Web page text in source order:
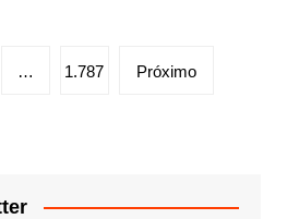
… 1.787 Próximo